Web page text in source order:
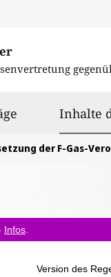
Inhalte
der F-Gas-Verordnung auf nationaler Ebene in Bezug
Infos
Version des